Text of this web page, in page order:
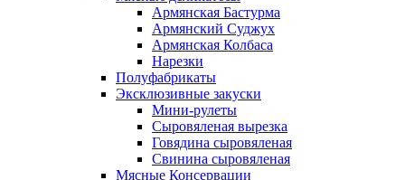
Армянская Бастурма
Армянский Суджух
Армянская Колбаса
Нарезки
Полуфабрикаты
Эксклюзивные закуски
Мини-рулеты
Сыровяленая вырезка
Говядина сыровяленая
Свинина сыровяленая
Мясные Консервации